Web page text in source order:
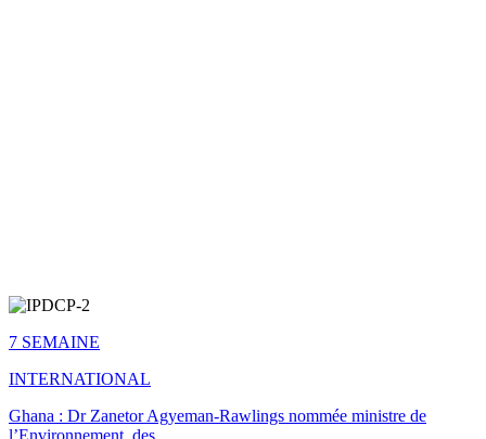
7 SEMAINE
INTERNATIONAL
Ghana : Dr Zanetor Agyeman-Rawlings nommée ministre de
l’Environnement, des…